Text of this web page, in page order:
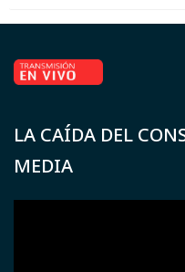
LA CAÍDA DEL
MEDIA